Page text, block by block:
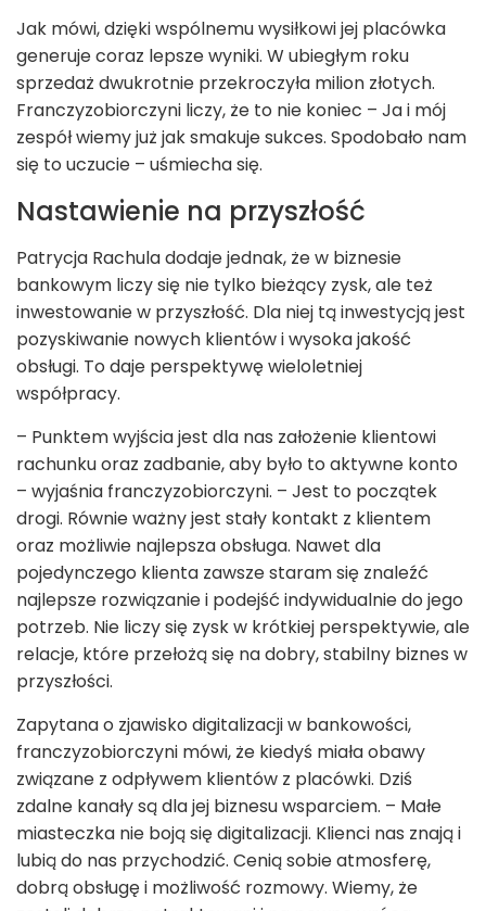
Jak mówi, dzięki wspólnemu wysiłkowi jej placówka
generuje coraz lepsze wyniki. W ubiegłym roku
sprzedaż dwukrotnie przekroczyła milion złotych.
Franczyzobiorczyni liczy, że to nie koniec – Ja i mój
zespół wiemy już jak smakuje sukces. Spodobało nam
się to uczucie – uśmiecha się.
Nastawienie na przyszłość
Patrycja Rachula dodaje jednak, że w biznesie
bankowym liczy się nie tylko bieżący zysk, ale też
inwestowanie w przyszłość. Dla niej tą inwestycją jest
pozyskiwanie nowych klientów i wysoka jakość
obsługi. To daje perspektywę wieloletniej
współpracy.
– Punktem wyjścia jest dla nas założenie klientowi
rachunku oraz zadbanie, aby było to aktywne konto
– wyjaśnia franczyzobiorczyni. – Jest to początek
drogi. Równie ważny jest stały kontakt z klientem
oraz możliwie najlepsza obsługa. Nawet dla
pojedynczego klienta zawsze staram się znaleźć
najlepsze rozwiązanie i podejść indywidualnie do jego
potrzeb. Nie liczy się zysk w krótkiej perspektywie, ale
relacje, które przełożą się na dobry, stabilny biznes w
przyszłości.
Zapytana o zjawisko digitalizacji w bankowości,
franczyzobiorczyni mówi, że kiedyś miała obawy
związane z odpływem klientów z placówki. Dziś
zdalne kanały są dla jej biznesu wsparciem. – Małe
miasteczka nie boją się digitalizacji. Klienci nas znają i
lubią do nas przychodzić. Cenią sobie atmosferę,
dobrą obsługę i możliwość rozmowy. Wiemy, że